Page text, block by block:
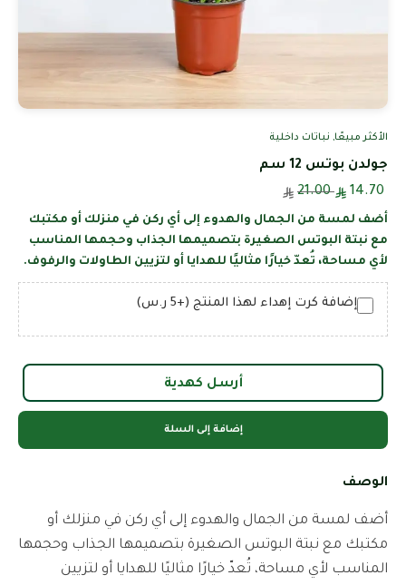
الأكثر مبيعًا, نباتات داخلية
جولدن بوتس 12 سم
21.00
أضف لمسة من الجمال والهدوء إلى أي ركن في منزلك أو مكتبك
مع نبتة البوتس الصغيرة بتصميمها الجذاب وحجمها المناسب
لأي مساحة، تُعدّ خيارًا مثاليًا للهدايا أو لتزيين الطاولات والرفوف.
إضافة كرت إهداء لهذا المنتج (+5 ر.س)
إضافة إلى السلة
أرسل كهدية
الوصف
أضف لمسة من الجمال والهدوء إلى أي ركن في منزلك أو
مكتبك مع نبتة البوتس الصغيرة بتصميمها الجذاب وحجمها
المناسب لأي مساحة، تُعدّ خيارًا مثاليًا للهدايا أو لتزيين